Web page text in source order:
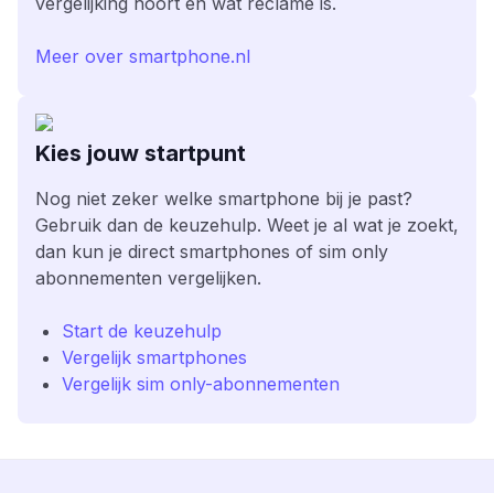
Meer over smartphone.nl
Kies jouw startpunt
Nog niet zeker welke smartphone bij je past?
Gebruik dan de keuzehulp. Weet je al wat je zoekt,
dan kun je direct smartphones of sim only
abonnementen vergelijken.
Start de keuzehulp
Vergelijk smartphones
Vergelijk sim only-abonnementen